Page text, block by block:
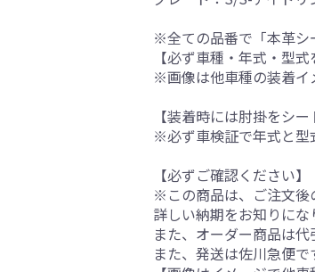
※全ての品番で「本革シ
【必ず車種・年式・型
※画像は他車種の装着イ
【装着時には肘掛をシ
※必ず車検証で年式と型
【必ずご確認ください】
※この商品は、ご注文後
詳しい納期をお知りにな
また、オーダー商品は
また、発送は佐川急便